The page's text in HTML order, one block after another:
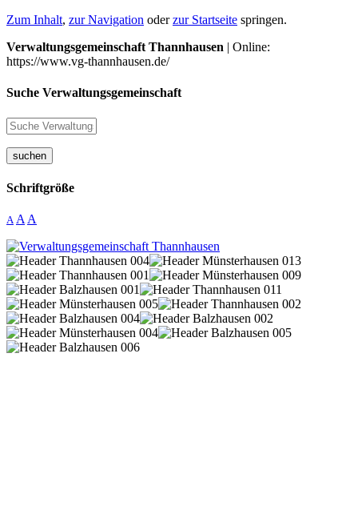
Zum Inhalt, zur Navigation oderzur Startseite springen.
Verwaltungsgemeinschaft Thannhausen | Online:
https://www.vg-thannhausen.de/
Suche Verwaltungsgemeinschaft
suchen
Schriftgröße
A A A